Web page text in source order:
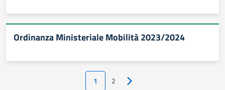
Ordinanza Ministeriale Mobilità 2023/2024
1 2 Pagina successiva